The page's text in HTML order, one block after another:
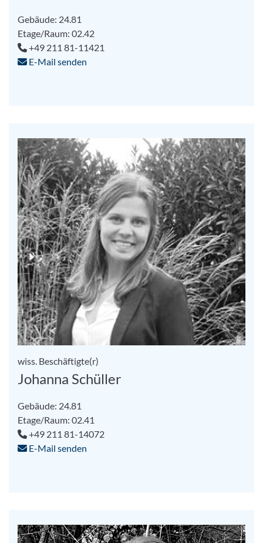
Gebäude: 24.81
Etage/Raum: 02.42
+49 211 81-11421
E-Mail senden
wiss. Beschäftigte(r)
Johanna Schüller
Gebäude: 24.81
Etage/Raum: 02.41
+49 211 81-14072
E-Mail senden